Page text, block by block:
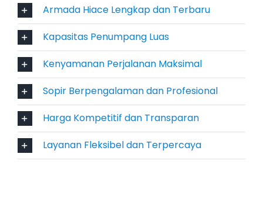
yang lega membuat perjalanan jarak jauh,
bahkan ke luar kota sekalipun, tetap
menyenangkan.
6. Mempermudah Mobilitas Wisata
dan Bisnis
Cilacap memiliki banyak destinasi menarik,
mulai dari Pantai Teluk Penyu, Benteng
Pendem, hingga kawasan industri yang sering
Armada Hiace Lengkap dan Terbaru
Kapasitas Penumpang Luas
Kenyamanan Perjalanan Maksimal
Sopir Berpengalaman dan Profesional
Harga Kompetitif dan Transparan
Layanan Fleksibel dan Terpercaya